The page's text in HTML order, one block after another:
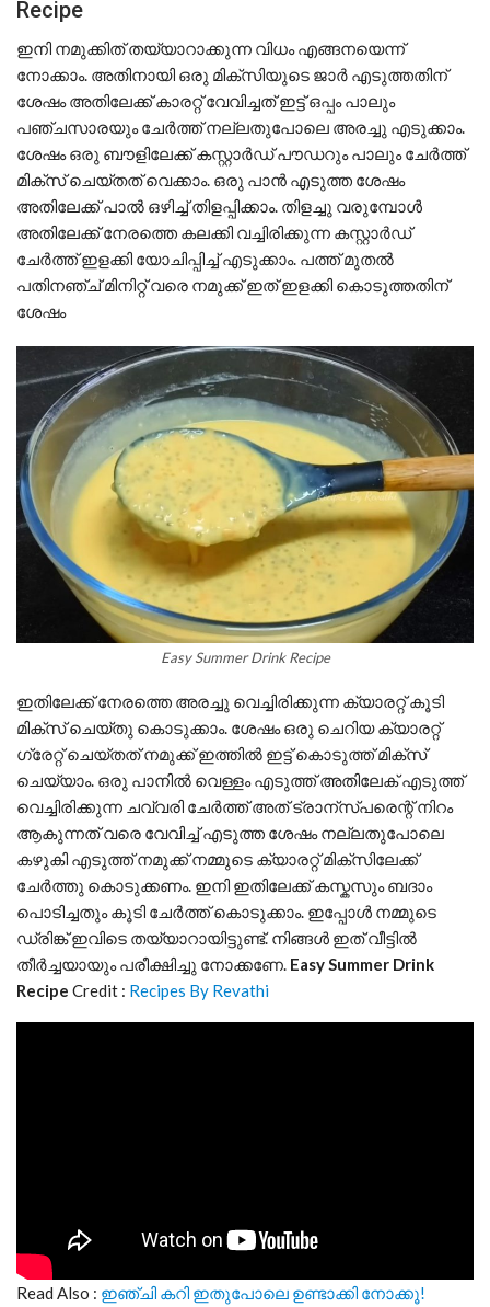
Recipe
ഇനി നമുക്കിത് തയ്യാറാക്കുന്ന വിധം എങ്ങനയെന്ന്
നോക്കാം. അതിനായി ഒരു മിക്സിയുടെ ജാർ എടുത്തതിന്
ശേഷം അതിലേക്ക് കാരറ്റ് വേവിച്ചത് ഇട്ട് ഒപ്പം പാലും
പഞ്ചസാരയും ചേർത്ത് നല്ലതുപോലെ അരച്ചു എടുക്കാം.
ശേഷം ഒരു ബൗളിലേക്ക് കസ്റ്റാർഡ് പൗഡറും പാലും ചേർത്ത്
മിക്സ് ചെയ്തത് വെക്കാം. ഒരു പാൻ എടുത്ത ശേഷം
അതിലേക്ക് പാൽ ഒഴിച്ച് തിളപ്പിക്കാം. തിളച്ചു വരുമ്പോൾ
അതിലേക്ക് നേരത്തെ കലക്കി വച്ചിരിക്കുന്ന കസ്റ്റാർഡ്
ചേർത്ത് ഇളക്കി യോചിപ്പിച്ച് എടുക്കാം. പത്ത് മുതൽ
പതിനഞ്ച് മിനിറ്റ് വരെ നമുക്ക് ഇത് ഇളക്കി കൊടുത്തതിന്
ശേഷം
Easy Summer Drink Recipe
ഇതിലേക്ക് നേരത്തെ അരച്ചു വെച്ചിരിക്കുന്ന ക്യാരറ്റ് കൂടി
മിക്സ് ചെയ്തു കൊടുക്കാം. ശേഷം ഒരു ചെറിയ ക്യാരറ്റ്
ഗ്രേറ്റ് ചെയ്തത് നമുക്ക് ഇത്തിൽ ഇട്ട് കൊടുത്ത് മിക്സ്
ചെയ്യാം. ഒരു പാനിൽ വെള്ളം എടുത്ത് അതിലേക് എടുത്ത്
വെച്ചിരിക്കുന്ന ചവ്വരി ചേർത്ത് അത് ട്രാന്സ്പരെന്റ് നിറം
ആകുന്നത് വരെ വേവിച്ച് എടുത്ത ശേഷം നല്ലതുപോലെ
കഴുകി എടുത്ത് നമുക്ക് നമ്മുടെ ക്യാരറ്റ് മിക്സിലേക്ക്
ചേർത്തു കൊടുക്കണം. ഇനി ഇതിലേക്ക് കസ്കസും ബദാം
പൊടിച്ചതും കൂടി ചേർത്ത് കൊടുക്കാം. ഇപ്പോൾ നമ്മുടെ
ഡ്രിങ്ക് ഇവിടെ തയ്യാറായിട്ടുണ്ട്. നിങ്ങൾ ഇത് വീട്ടിൽ
തീർച്ചയായും പരീക്ഷിച്ചു നോക്കണേ. Easy Summer Drink
Recipe Credit : Recipes By Revathi
Read Also : ഇഞ്ചി കറി ഇതുപോലെ ഉണ്ടാക്കി നോക്കൂ!